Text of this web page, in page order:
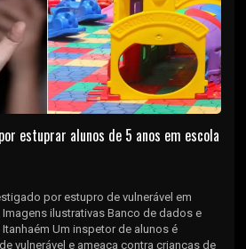
estuprar alunos de 5 anos em escola
por estupro de vulnerável em
Imagens ilustrativas Banco de dados e
Um inspetor de alunos é
vulnerável e ameaça contra crianças de